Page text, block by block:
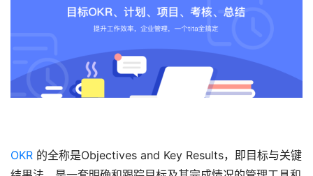
OKR 的全称是Objectives and Key Results，即目标与关键